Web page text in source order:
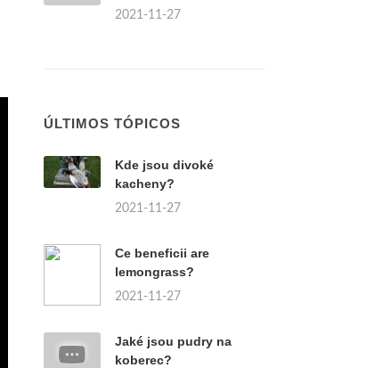
2021-11-27
ÚLTIMOS TÓPICOS
Kde jsou divoké
kacheny?
2021-11-27
Ce beneficii are
lemongrass?
2021-11-27
Jaké jsou pudry na
koberec?